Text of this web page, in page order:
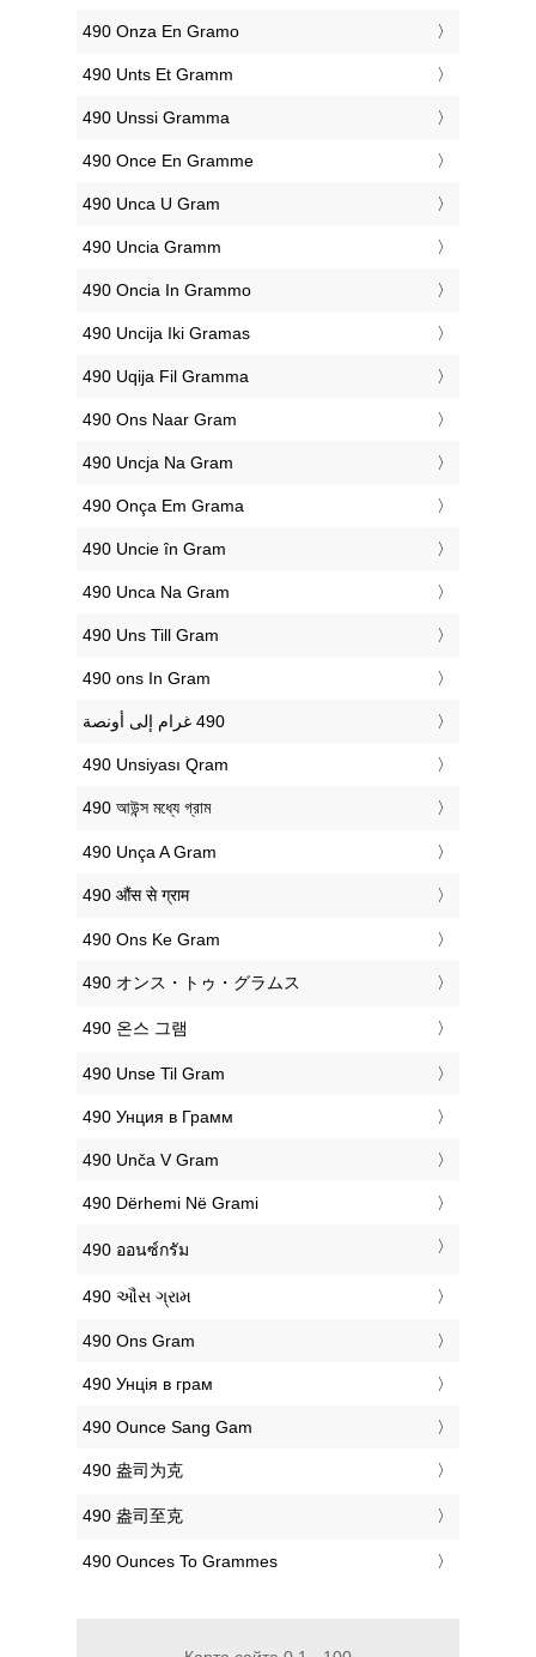
‎490 Onza En Gramo
‎490 Unts Et Gramm
‎490 Unssi Gramma
‎490 Once En Gramme
‎490 Unca U Gram
‎490 Uncia Gramm
‎490 Oncia In Grammo
‎490 Uncija Iki Gramas
‎490 Uqija Fil Gramma
‎490 Ons Naar Gram
‎490 Uncja Na Gram
‎490 Onça Em Grama
‎490 Uncie în Gram
‎490 Unca Na Gram
‎490 Uns Till Gram
‎490 ons In Gram
‎490 Unsiyası Qram
‎490 আউন্স মধ্যে গ্রাম
‎490 Unça A Gram
‎490 औंस से ग्राम
‎490 Ons Ke Gram
‎490 オンス・トゥ・グラムス
‎490 온스 그램
‎490 Unse Til Gram
‎490 Унция в Грамм
‎490 Unča V Gram
‎490 Dërhemi Në Grami
‎490 ออนซ์กรัม
‎490 ઔંસ ગ્રામ
‎490 Ons Gram
‎490 Унція в грам
‎490 Ounce Sang Gam
‎490 盎司为克
‎490 盎司至克
‎490 Ounces To Grammes